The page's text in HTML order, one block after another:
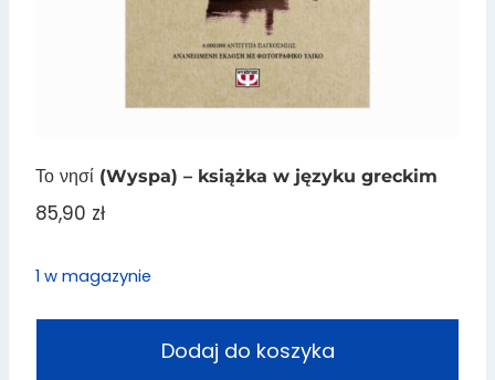
Το νησί (Wyspa) – książka w języku greckim
85,90 zł
1 w magazynie
Dodaj do koszyka